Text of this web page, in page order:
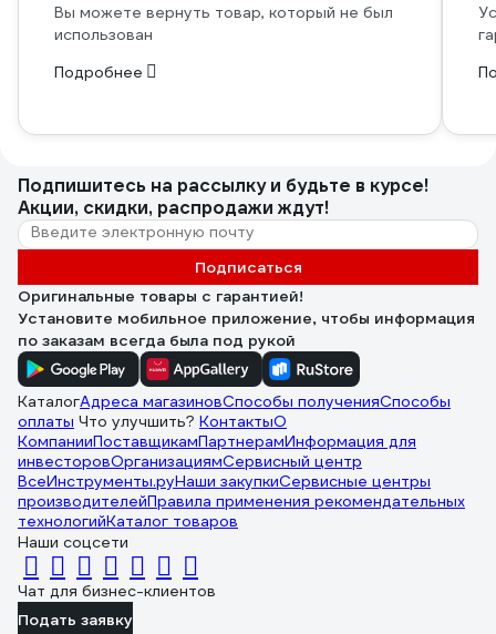
Вы можете вернуть товар, который не был
использован
Подробнее
Подпишитесь на рассылкуи будьте в курсе!
Акции, скидки, распродажи ждут!
Подписаться
Оригинальные товары с гарантией!
Установите мобильное приложение, чтобы информация
по заказам всегда была под рукой
КаталогАдреса магазиновСпособы полученияСпособы
оплаты Что улучшить? КонтактыО
КомпанииПоставщикамПартнерамИнформация для
инвесторовОрганизациямСервисный центр
ВсеИнструменты.руНаши закупкиСервисные центры
производителейПравила применения рекомендательных
технологийКаталог товаров
Наши соцсети
Чат для бизнес-клиентов
Подать заявку